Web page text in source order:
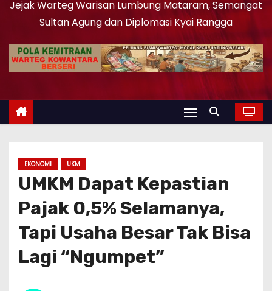
Jejak Warteg Warisan Lumbung Mataram, Semangat
Sultan Agung dan Diplomasi Kyai Rangga
EKONOMI UKM
UMKM Dapat Kepastian
Pajak 0,5% Selamanya,
Tapi Usaha Besar Tak Bisa
Lagi “Ngumpet”